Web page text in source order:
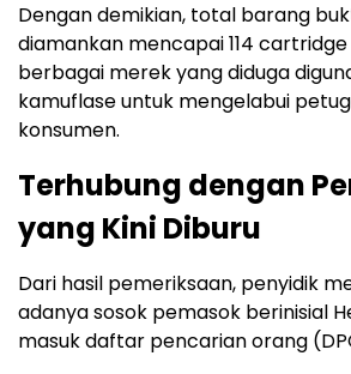
Dengan demikian, total barang
diamankan mencapai 114
berbagai merek yang diduga
kamuflase untuk mengelabui
konsumen.
Terhubung dengan
yang Kini Diburu
Dari hasil pemeriksaan, penyidik
adanya sosok pemasok berinisial
masuk daftar pencarian orang